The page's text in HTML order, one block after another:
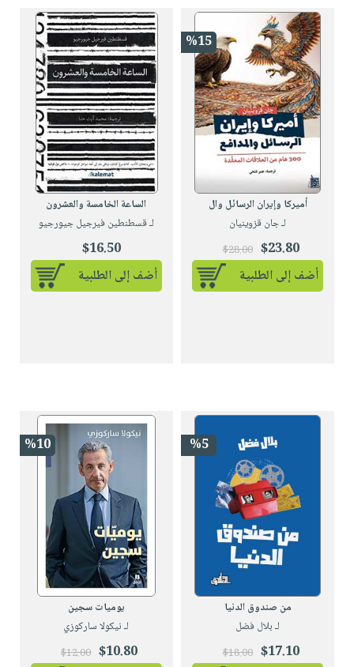
صابون
أطفال
مناسبات
فيديوهات
أسئلة
يتكرر
طرحها
خدمات
وفرات
انشر
كتابك
عربة
التسوق
نشرة
الإصدارات
%15
أميركا وإيران الرسائل وال
لـ جان قزوينيان
$23.80
$28.00
أضف إلى الطلبية
الساعة الخامسة والعشرون
لـ قسطنطين فيرجيل جيورجيو
$16.50
أضف إلى الطلبية
%5
من صندوق الدنيا
لـ بلال فضل
$17.10
$18.00
%10
يوميات سجين
لـ نيكولا ساركوزي
$10.80
$12.00